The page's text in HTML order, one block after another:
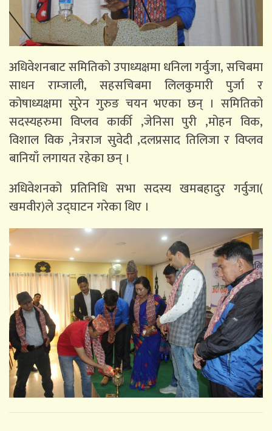
अधिवेशनबाट समितिको उपाध्यक्षमा धनिला गर्वुजा, सचिबमा
साधन राम्जाली, सहसचिबमा लिलकुमारी पुर्जा र
कोषाध्यक्षमा सुरेन गुरुङ चयन भएका छन् । समितिको
सदस्यहरुमा विप्लव कार्की ,जेनिसा पुरी ,मोहन विक,
विशाल विक ,नेत्रराज सुवेदी ,दलप्रसाद तिलिजा र विप्लव
बानियाँ लगायत रहेका छन् ।
अधिवेशनको प्रतिनिधि सभा सदस्य खमबहादुर गर्वुजा(
खमवीर)ले उद्घाटन गरेका थिए ।